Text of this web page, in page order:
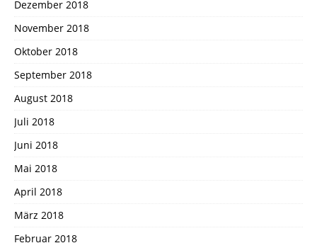
Dezember 2018
November 2018
Oktober 2018
September 2018
August 2018
Juli 2018
Juni 2018
Mai 2018
April 2018
März 2018
Februar 2018